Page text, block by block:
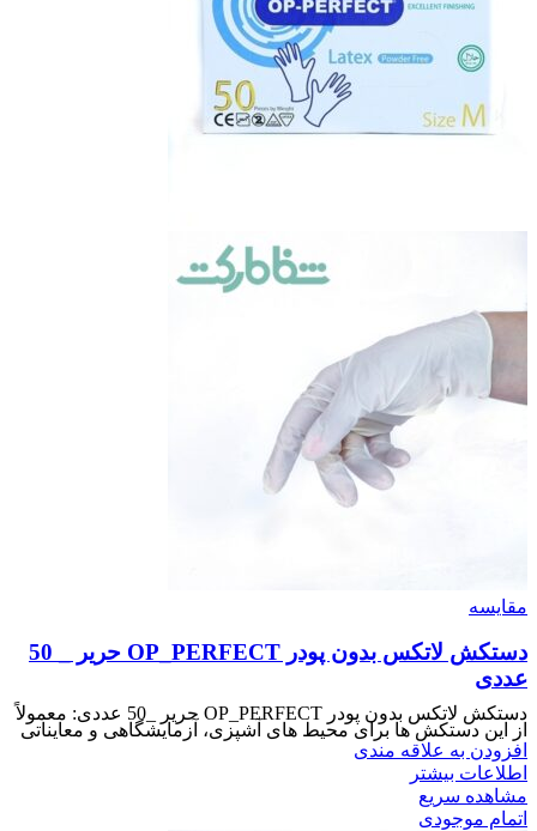
مقایسه
دستکش لاتکس بدون پودر OP_PERFECT حریر _ 50
عددی
دستکش لاتکس بدون پودر OP_PERFECT حریر _50 عددی: معمولاً
از این دستکش ها برای محیط های آشپزی، آزمایشگاهی و معایناتی
افزودن به علاقه مندی
اطلاعات بیشتر
مشاهده سریع
اتمام موجودی